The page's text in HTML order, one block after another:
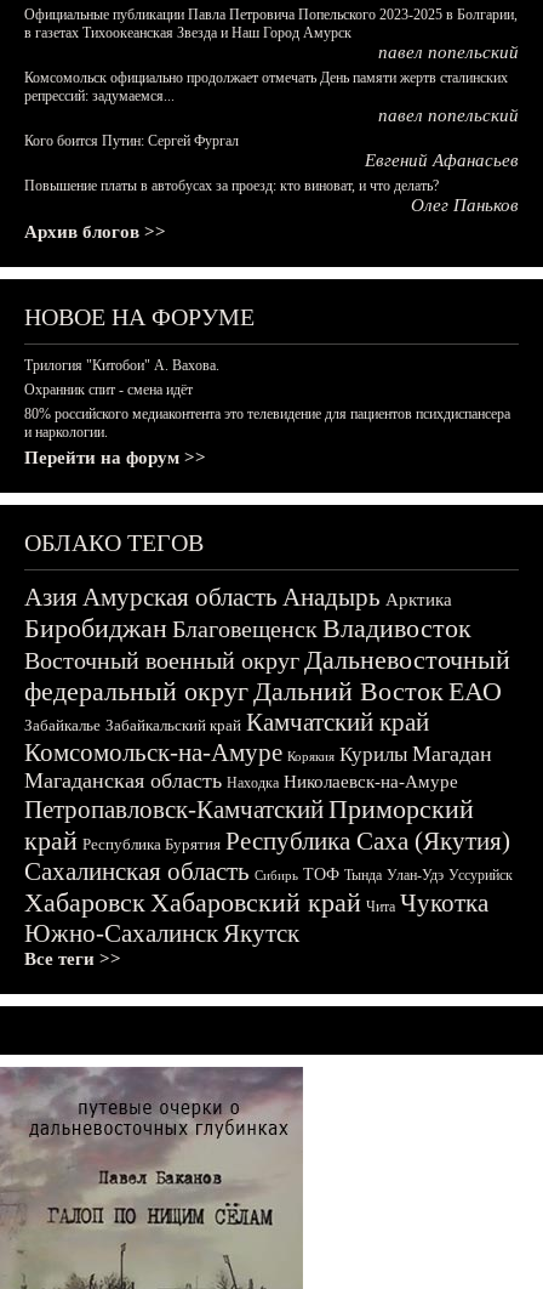
Официальные публикации Павла Петровича Попельского 2023-2025 в Болгарии,
в газетах Тихоокеанская Звезда и Наш Город Амурск
павел попельский
Комсомольск официально продолжает отмечать День памяти жертв сталинских
репрессий: задумаемся...
павел попельский
Кого боится Путин: Сергей Фургал
Евгений Афанасьев
Повышение платы в автобусах за проезд: кто виноват, и что делать?
Олег Паньков
Архив блогов >>
НОВОЕ НА ФОРУМЕ
Трилогия "Китобои" А. Вахова.
Охранник спит - смена идёт
80% российского медиаконтента это телевидение для пациентов психдиспансера
и наркологии.
Перейти на форум >>
ОБЛАКО ТЕГОВ
АзияАмурская область Анадырь Арктика
БиробиджанБлаговещенскВладивосток
Восточный военный округДальневосточный
федеральный округДальний ВостокЕАО
Забайкалье Забайкальский край Камчатский край
Комсомольск-на-Амуре Корякия Курилы Магадан
Магаданская область Находка Николаевск-на-Амуре
Петропавловск-КамчатскийПриморский
край Республика Бурятия Республика Саха (Якутия)
Сахалинская область Сибирь ТОФ Тында Улан-Удэ Уссурийск
ХабаровскХабаровский край Чита Чукотка
Южно-СахалинскЯкутск
Все теги >>